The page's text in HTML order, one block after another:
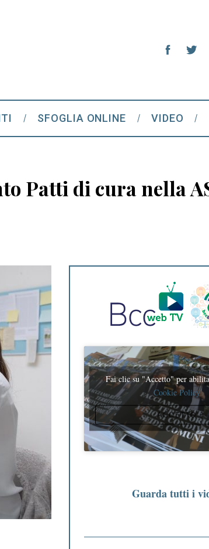
SFOGLIA ONLINE VIDEO
Patti di cura nella
Fai clic su "Accetto" per
Cookie Policy
ACCETTO
Guarda tutti i